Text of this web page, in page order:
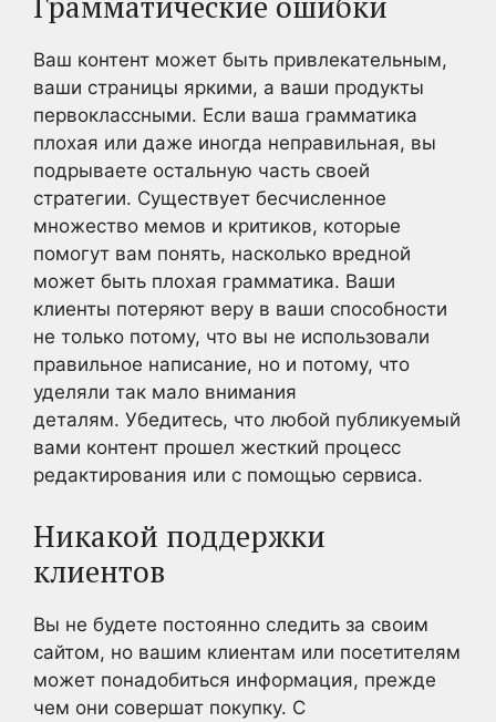
Ваш контент может быть привлекательным,
ваши страницы яркими, а ваши продукты
первоклассными. Если ваша грамматика
плохая или даже иногда неправильная, вы
подрываете остальную часть своей
стратегии. Существует бесчисленное
множество мемов и критиков, которые
помогут вам понять, насколько вредной
может быть плохая грамматика. Ваши
клиенты потеряют веру в ваши способности
не только потому, что вы не использовали
правильное написание, но и потому, что
уделяли так мало внимания
деталям. Убедитесь, что любой публикуемый
вами контент прошел жесткий процесс
редактирования или с помощью сервиса.
Никакой поддержки
клиентов
Вы не будете постоянно следить за своим
сайтом, но вашим клиентам или посетителям
может понадобиться информация, прежде
чем они совершат покупку. С